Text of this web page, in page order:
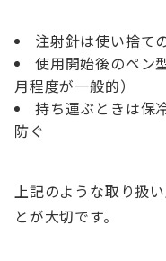
注射針は使い捨て
使用開始後のペン
月程度が一般的）
持ち運ぶときは保
防ぐ
上記のような取り扱
とが大切です。